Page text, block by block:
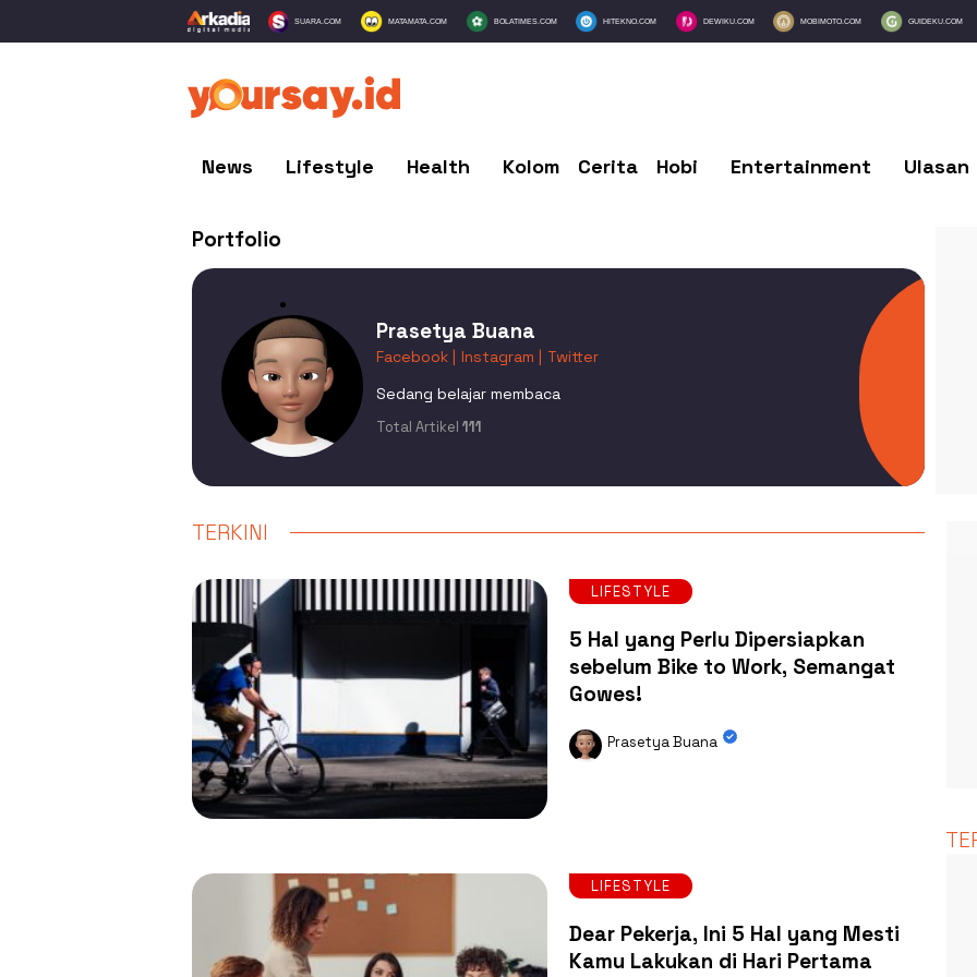
SUARA.COM MATAMATA.COM BOLATIMES.COM HITEKNO.COM DEWIKU.COM MOBIMOTO.COM GUIDEKU.COM
News Lifestyle Health Kolom Cerita Hobi Entertainment Ulasan
Portfolio
Prasetya Buana
Facebook | Instagram | Twitter
Sedang belajar membaca
Total Artikel 111
TERKINI
LIFESTYLE
5 Hal yang Perlu Dipersiapkan
sebelum Bike to Work, Semangat
Gowes!
Prasetya Buana
LIFESTYLE
Dear Pekerja, Ini 5 Hal yang Mesti
Kamu Lakukan di Hari Pertama